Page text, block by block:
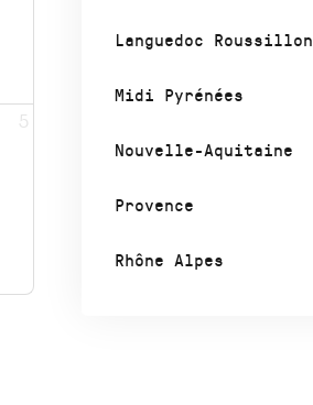
Languedoc Roussillon
Midi Pyrénées
Nouvelle-Aquitaine
Provence
Rhône Alpes
5